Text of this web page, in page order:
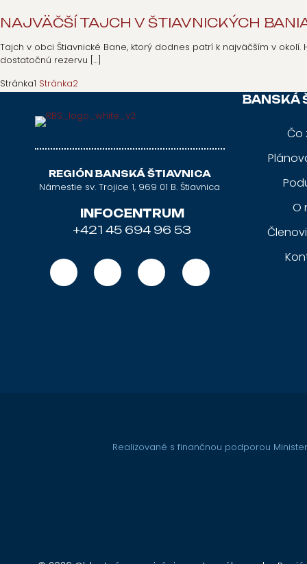
NAJVÄČŠÍ TAJCH V ŠTIAVNICKÝCH
Tajch v obci Štiavnické Bane, ktorý dodnes patrí k najväčším v
dostatočnú rezervu […]
Stránka1 Stránka2
REGIÓN BANSKÁ ŠTIAVNICA
Námestie sv. Trojice 1, 969 01 B. Štiavnica
INFOCENTRUM
+421 45 694 96 53
BANSKÁ
Čo
O
Realizované s finančnou podporou